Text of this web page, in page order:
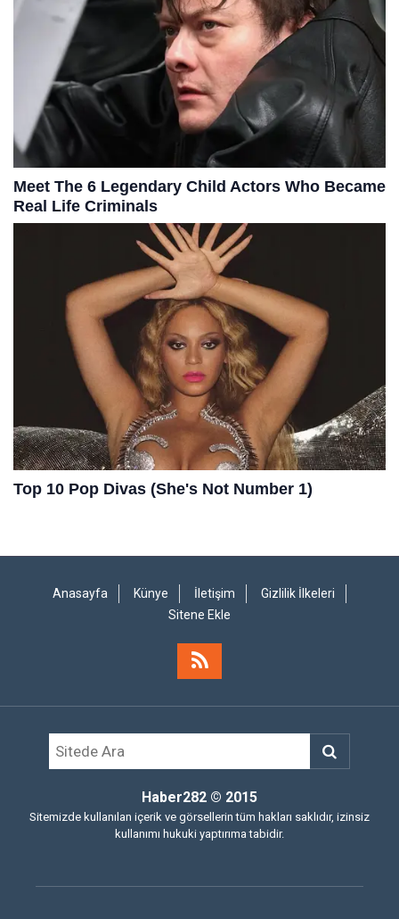
Anasayfa Künye İletişim
Gizlilik İlkeleri
Sitene Ekle
Haber282 © 2015
Sitemizde kullanılan içerik ve görsellerin tüm hakları saklıdır, izinsiz
kullanımı hukuki yaptırıma tabidir.